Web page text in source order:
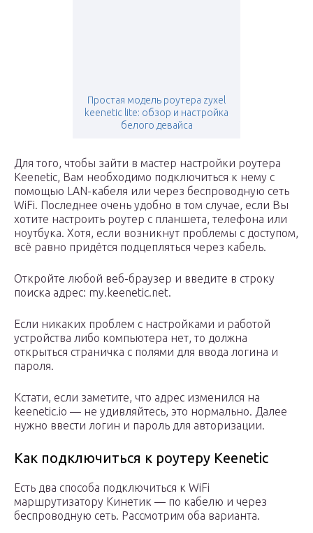
Простая модель роутера zyxel
keenetic lite: обзор и настройка
белого девайса
Для того, чтобы зайти в мастер настройки роутера
Keenetic, Вам необходимо подключиться к нему с
помощью LAN-кабеля или через беспроводную сеть
WiFi. Последнее очень удобно в том случае, если Вы
хотите настроить роутер с планшета, телефона или
ноутбука. Хотя, если возникнут проблемы с доступом,
всё равно придётся подцепляться через кабель.
Откройте любой веб-браузер и введите в строку
поиска адрес: my.keenetic.net.
Если никаких проблем с настройками и работой
устройства либо компьютера нет, то должна
открыться страничка с полями для ввода логина и
пароля.
Кстати, если заметите, что адрес изменился на
keenetic.io — не удивляйтесь, это нормально. Далее
нужно ввести логин и пароль для авторизации.
Как подключиться к роутеру Keenetic
Есть два способа подключиться к WiFi
маршрутизатору Кинетик — по кабелю и через
беспроводную сеть. Рассмотрим оба варианта.